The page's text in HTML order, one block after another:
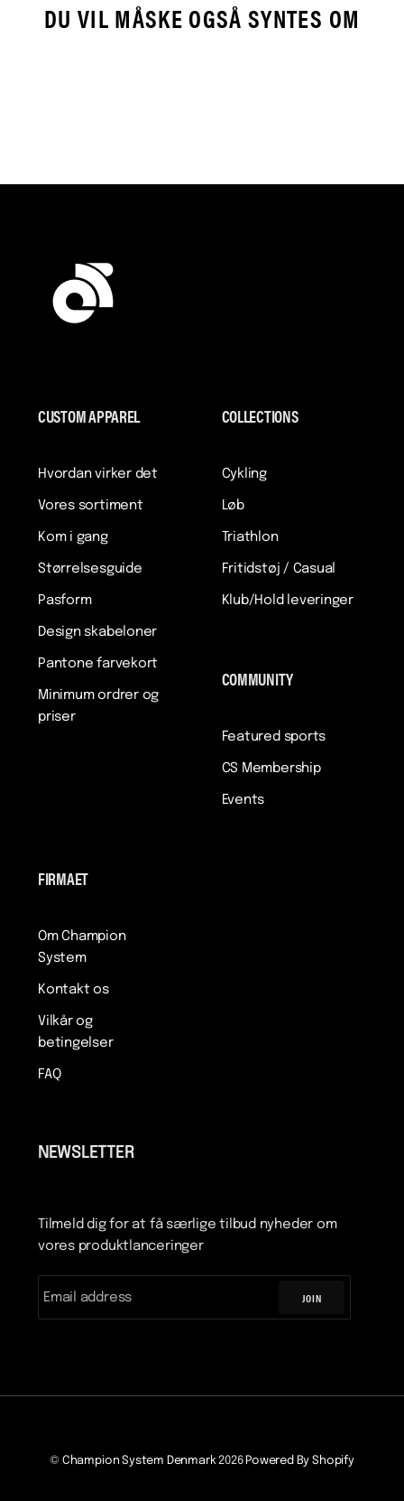
DU VIL MÅSKE OGSÅ SYNTES OM
CUSTOM APPAREL
Hvordan virker det
Vores sortiment
Kom i gang
Størrelsesguide
Pasform
Design skabeloner
Pantone farvekort
Minimum ordrer og
priser
COLLECTIONS
Cykling
Løb
Triathlon
Fritidstøj / Casual
Klub/Hold leveringer
COMMUNITY
Featured sports
CS Membership
Events
FIRMAET
Om Champion
System
Kontakt os
Vilkår og
betingelser
FAQ
NEWSLETTER
Tilmeld dig for at få særlige tilbud nyheder om
vores produktlanceringer
JOIN
© Champion System Denmark2026 Powered By Shopify